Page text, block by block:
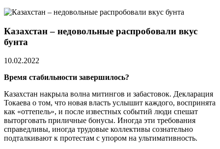
Казахстан – недовольные распробовали вкус
бунта
10.02.2022
Время стабильности завершилось?
Казахстан накрыла волна митингов и забастовок. Декларация
Токаева о том, что новая власть услышит каждого, воспринята
как «оттепель», и после известных событий люди спешат
выторговать приличные бонусы. Иногда эти требования
справедливы, иногда трудовые коллективы сознательно
подталкивают к протестам с упором на ультимативность.